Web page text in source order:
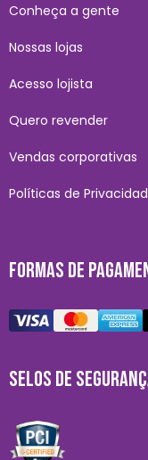
Conheça a gente
Nossas lojas
Acesso lojista
Quero revender
Vendas corporativas
Políticas de
FORMAS DE
SELOS DE